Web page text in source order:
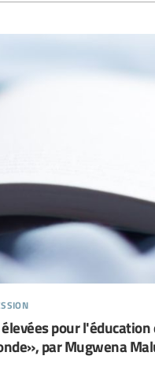
pour
par Mugwena